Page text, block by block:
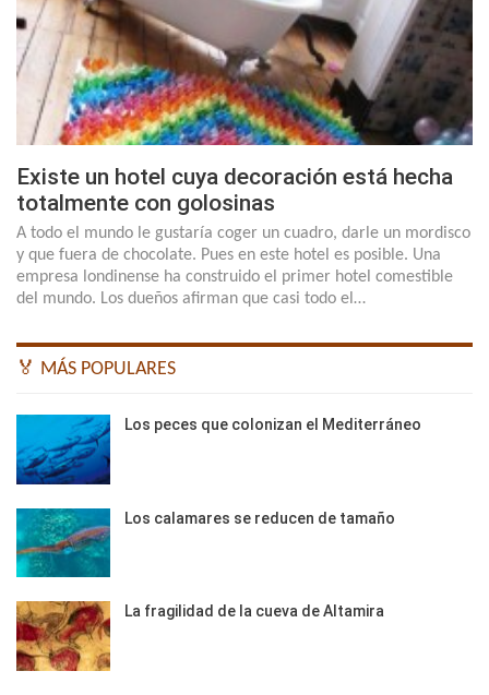
Existe un hotel cuya decoración está hecha
totalmente con golosinas
A todo el mundo le gustaría coger un cuadro, darle un mordisco
y que fuera de chocolate. Pues en este hotel es posible. Una
empresa londinense ha construido el primer hotel comestible
del mundo. Los dueños afirman que casi todo el…
🏅 MÁS POPULARES
Los peces que colonizan el Mediterráneo
Los calamares se reducen de tamaño
La fragilidad de la cueva de Altamira